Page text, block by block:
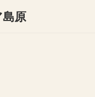
原